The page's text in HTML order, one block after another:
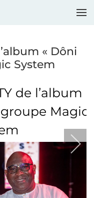
« Dôni
System
de l’album «
Magic